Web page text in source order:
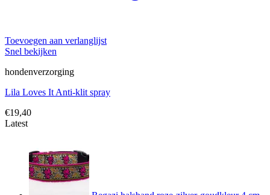
Toevoegen aan verlanglijst
Snel bekijken
hondenverzorging
Lila Loves It Anti-klit spray
€19,40
Latest